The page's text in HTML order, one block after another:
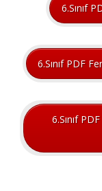
6.Sınıf
6.Sınıf PDF
6.Sınıf